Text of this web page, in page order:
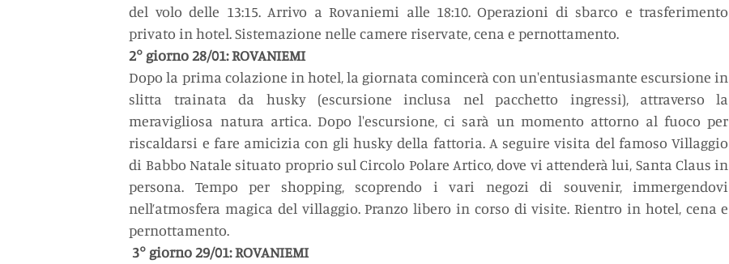
del volo delle 13:15. Arrivo a Rovaniemi alle 18:10. Operazioni di sbarco e trasferimento
privato in hotel. Sistemazione nelle camere riservate, cena e pernottamento.
2° giorno 28/01: ROVANIEMI
Dopo la prima colazione in hotel, la giornata comincerà con un'entusiasmante escursione in
slitta trainata da husky (escursione inclusa nel pacchetto ingressi), attraverso la
meravigliosa natura artica. Dopo l'escursione, ci sarà un momento attorno al fuoco per
riscaldarsi e fare amicizia con gli husky della fattoria. A seguire visita del famoso Villaggio
di Babbo Natale situato proprio sul Circolo Polare Artico, dove vi attenderà lui, Santa Claus in
persona. Tempo per shopping, scoprendo i vari negozi di souvenir, immergendovi
nell’atmosfera magica del villaggio. Pranzo libero in corso di visite. Rientro in hotel, cena e
pernottamento.
3° giorno 29/01: ROVANIEMI